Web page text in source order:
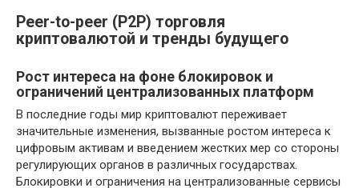
Peer-to-peer (P2P) торговля
криптовалютой и тренды будущего
Рост интереса на фоне блокировок и
ограничений централизованных платформ
В последние годы мир криптовалют переживает
значительные изменения, вызванные ростом интереса к
цифровым активам и введением жестких мер со стороны
регулирующих органов в различных государствах.
Блокировки и ограничения на централизованные сервисы